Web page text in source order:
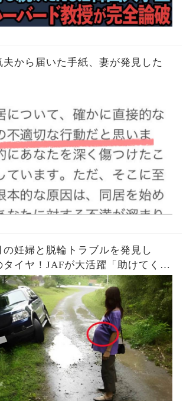
夫から届いた手紙、妻が発見した
の妊婦と脱輪トラブルを発見し
イヤ！JAFが大活躍「助けてくれ
」